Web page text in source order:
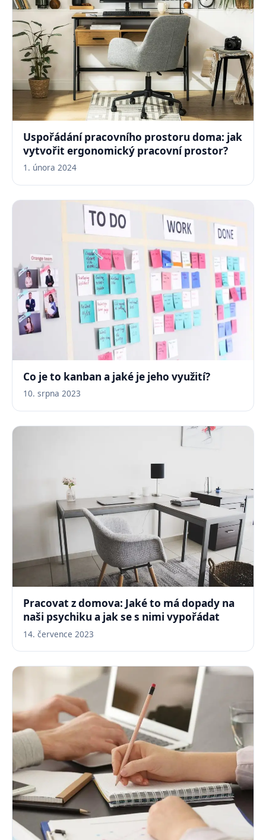
Uspořádání pracovního prostoru doma: jak
vytvořit ergonomický pracovní prostor?
1. února 2024
Co je to kanban a jaké je jeho využití?
10. srpna 2023
Pracovat z domova: Jaké to má dopady na
naši psychiku a jak se s nimi vypořádat
14. července 2023